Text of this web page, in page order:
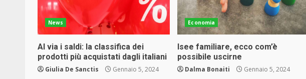
News
Al via i saldi: la classifica dei
prodotti più acquistati dagli italiani
Giulia De Sanctis Gennaio 5, 2024
Economia
Isee familiare, ecco com’è
possibile uscirne
Dalma Bonaiti Gennaio 5, 2024